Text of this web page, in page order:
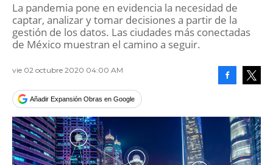
La pandemia pone en evidencia la necesidad de
captar, analizar y tomar decisiones a partir de la
gestión de los datos. Las ciudades más conectadas
de México muestran el camino a seguir.
vie 02 octubre 2020 04:00 AM
Añadir Expansión Obras en Google